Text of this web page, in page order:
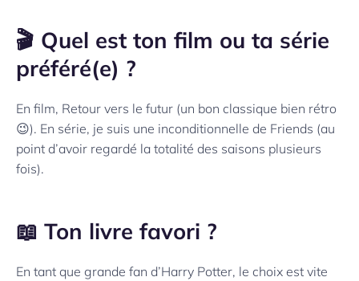
🎬 Quel est ton film ou ta série
préféré(e) ?
En film, Retour vers le futur (un bon classique bien rétro
😉). En série, je suis une inconditionnelle de Friends (au
point d’avoir regardé la totalité des saisons plusieurs
fois).
📖 Ton livre favori ?
En tant que grande fan d’Harry Potter, le choix est vite